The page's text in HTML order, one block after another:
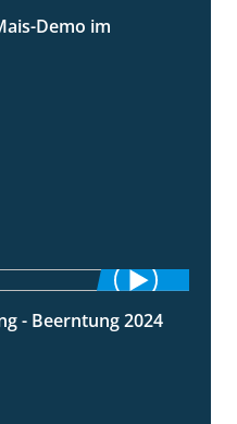
Demo im
12:28
- Beerntung 2024